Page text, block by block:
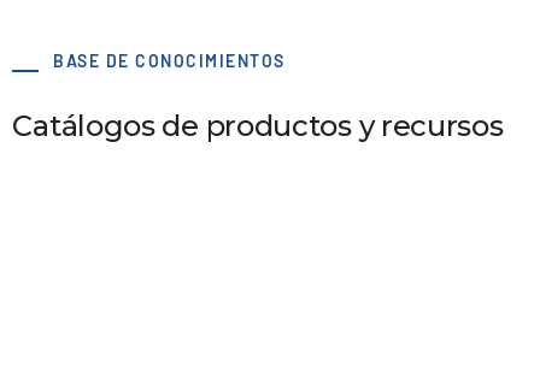
BASE DE CONOCIMIENTOS
Catálogos de productos y recursos